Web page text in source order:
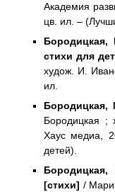
Академия
цв. ил. –
стихи для
худож. И.
ил.
Бородицкая ;
Хаус медиа,
детей).
[стихи] /